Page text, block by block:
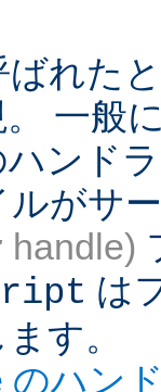
れた
一般
ンド
がサ
handle)
は
す。
のハン